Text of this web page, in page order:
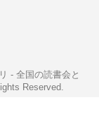
- 全国の読書会と
Reserved.